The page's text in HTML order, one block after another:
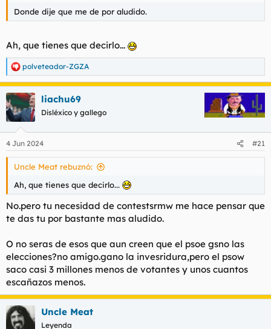
Donde dije que me de por aludido.
Ah, que tienes que decirlo...
R
e
a
c
c
e
s
polveteador-ZGZA
liachu69
Disléxico y gallego
4 Jun 2024 #21
Uncle Meat rebuznó:
Ah, que tienes que decirlo...
No.pero tu necesidad de contestsrmw me hace pensar que
te das tu por bastante mas aludido.
O no seras de esos que aun creen que el psoe gsno las
elecciones?no amigo.gano la invesridura,pero el psow
saco casi 3 millones menos de votantes y unos cuantos
escañazos menos.
Uncle Meat
Leyenda